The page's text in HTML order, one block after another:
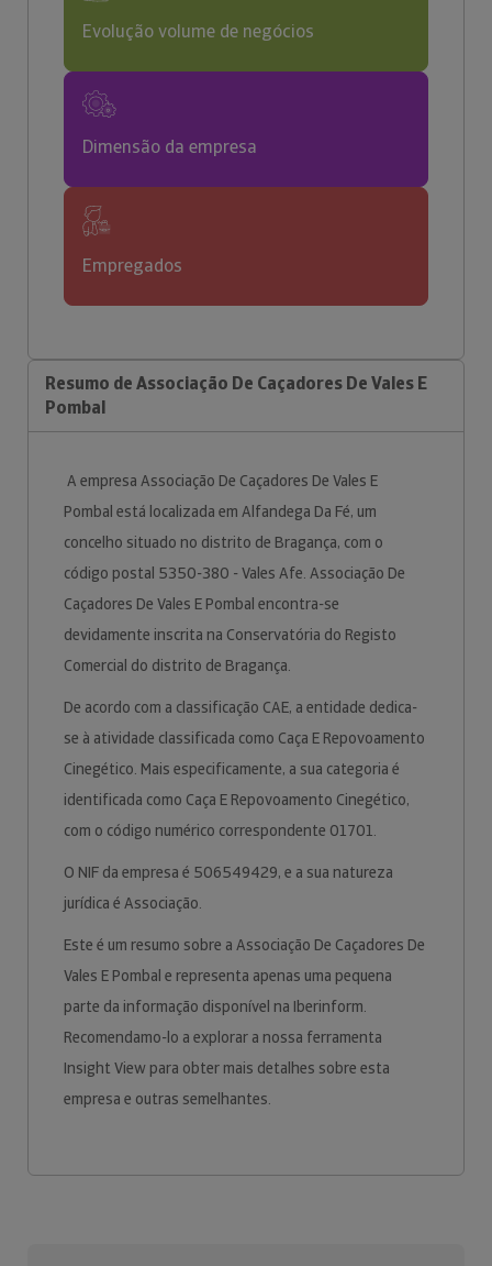
Evolução volume de negócios
Dimensão da empresa
Empregados
Resumo de Associação De Caçadores De Vales E
Pombal
A empresa Associação De Caçadores De Vales E
Pombal está localizada em Alfandega Da Fé, um
concelho situado no distrito de Bragança, com o
código postal 5350-380 - Vales Afe. Associação De
Caçadores De Vales E Pombal encontra-se
devidamente inscrita na Conservatória do Registo
Comercial do distrito de Bragança.
De acordo com a classificação CAE, a entidade dedica-
se à atividade classificada como Caça E Repovoamento
Cinegético. Mais especificamente, a sua categoria é
identificada como Caça E Repovoamento Cinegético,
com o código numérico correspondente 01701.
O NIF da empresa é 506549429, e a sua natureza
jurídica é Associação.
Este é um resumo sobre a Associação De Caçadores De
Vales E Pombal e representa apenas uma pequena
parte da informação disponível na Iberinform.
Recomendamo-lo a explorar a nossa ferramenta
Insight View para obter mais detalhes sobre esta
empresa e outras semelhantes.